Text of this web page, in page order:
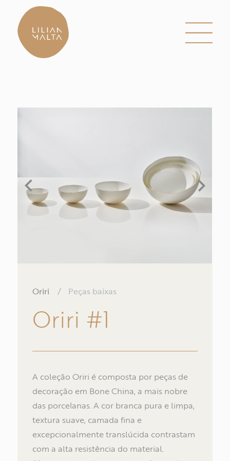
Oriri / Peças baixas
Oriri #1
A coleção Oriri é composta por peças de
decoração em Bone China, a mais nobre
das porcelanas. A cor branca pura e limpa,
textura suave, camada fina e
excepcionalmente translúcida contrastam
com a alta resistência do material.